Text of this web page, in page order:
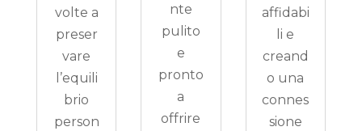
volte a
preser
vare
l’equili
brio
person
nte
pulito
e
pronto
a
offrire
affidabi
li e
creand
o una
connes
sione